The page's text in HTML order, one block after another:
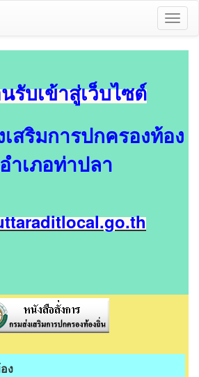
รับเข้าสู่เว็บไซต์
สริมการปกครองท้อง
ำเภอท่าปลา
ง